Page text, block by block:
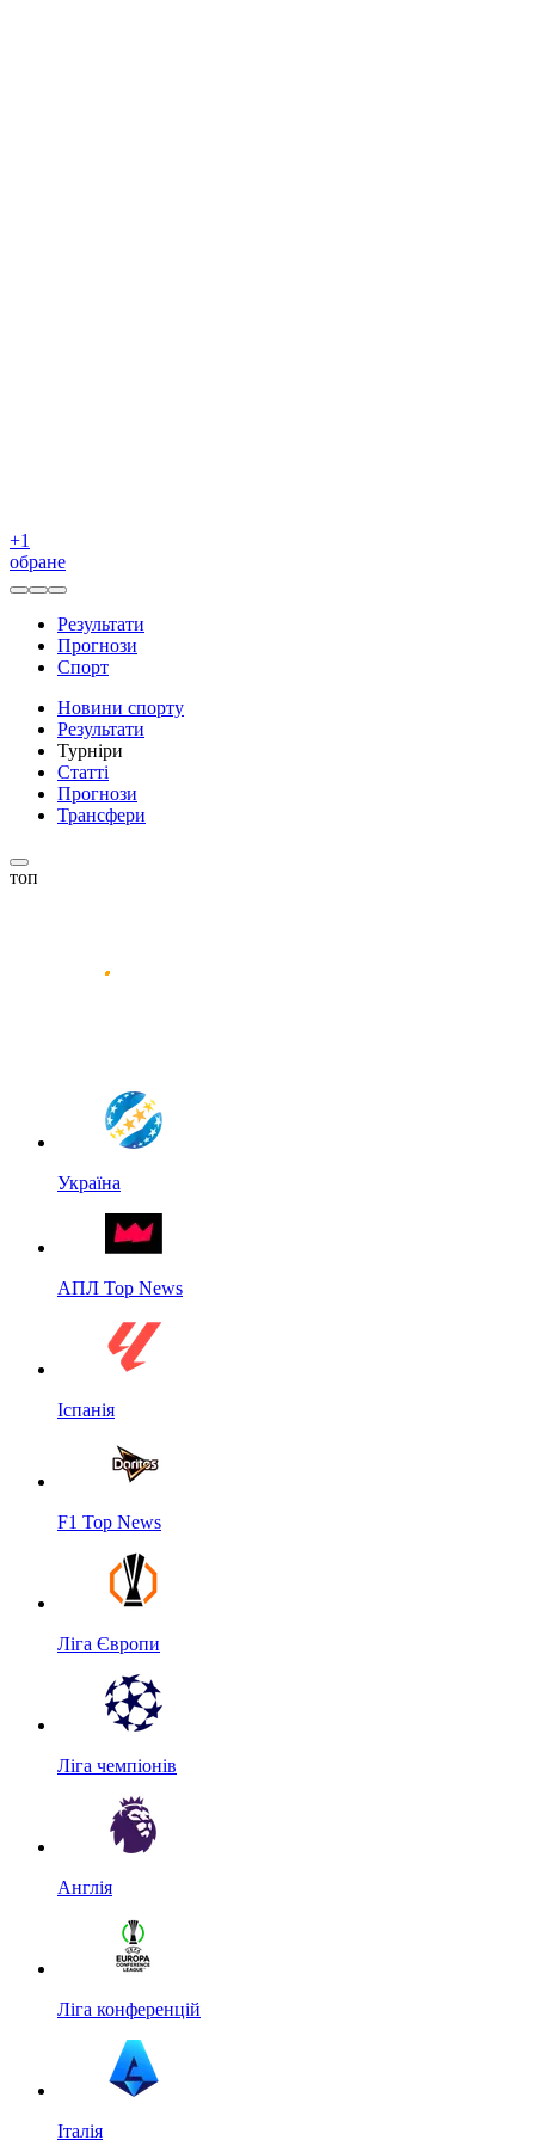
+1
обране
Результати
Прогнози
Спорт
Новини спорту
Результати
Турніри
Статті
Прогнози
Трансфери
топ
Україна
АПЛ Top News
Іспанія
F1 Top News
Ліга Європи
Ліга чемпіонів
Англія
Ліга конференцій
Італія